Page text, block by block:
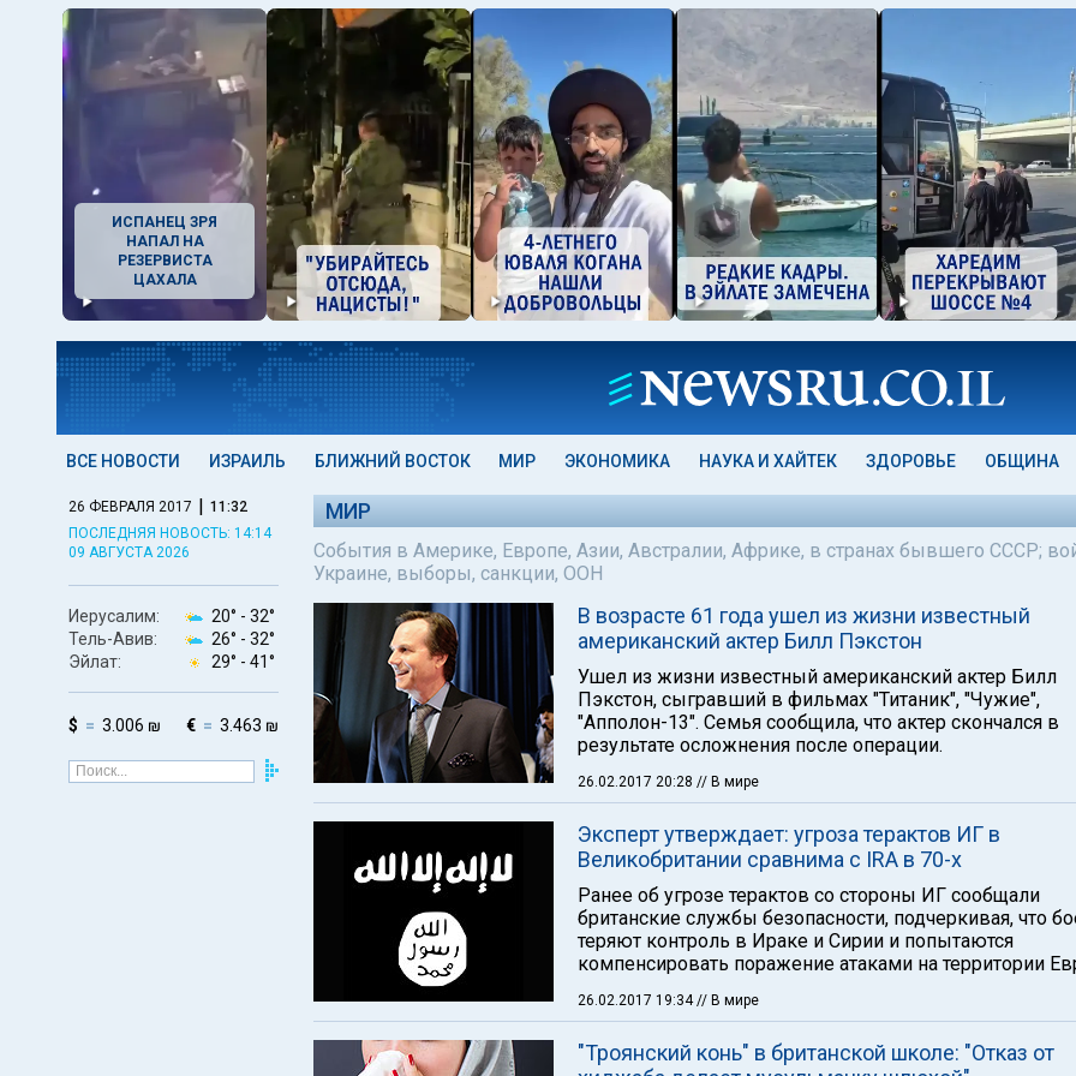
ИСПАНЕЦ ЗРЯ
НАПАЛ НА
РЕЗЕРВИСТА
ЦАХАЛА
ВСЕ НОВОСТИ ИЗРАИЛЬ БЛИЖНИЙ ВОСТОК МИР ЭКОНОМИКА НАУКА И ХАЙТЕК ЗДОРОВЬЕ ОБЩИНА
26 ФЕВРАЛЯ 2017 | 11:32
ПОСЛЕДНЯЯ НОВОСТЬ: 14:14
09 АВГУСТА 2026
Иерусалим: 20° - 32°
Тель-Авив:
26° - 32°
Эйлат:
29° - 41°
$ 3.006 ₪ € 3.463 ₪
МИР
События в Америке, Европе, Азии, Австралии, Африке, в странах бывшего СССР;
Украине, выборы, санкции, ООН
В возрасте 61 года ушел из жизни известный
американский актер Билл Пэкстон
Ушел из жизни известный американский актер Билл
Пэкстон, сыгравший в фильмах "Титаник", "Чужие",
"Апполон-13". Семья сообщила, что актер скончался в
результате осложнения после операции.
26.02.2017 20:28 // В мире
Эксперт утверждает: угроза терактов ИГ в
Великобритании сравнима с IRA в 70-х
Ранее об угрозе терактов со стороны ИГ сообщали
британские службы безопасности, подчеркивая, что
теряют контроль в Ираке и Сирии и попытаются
компенсировать поражение атаками на территории
26.02.2017 19:34// В мире
"Троянский конь" в британской школе: "Отказ от